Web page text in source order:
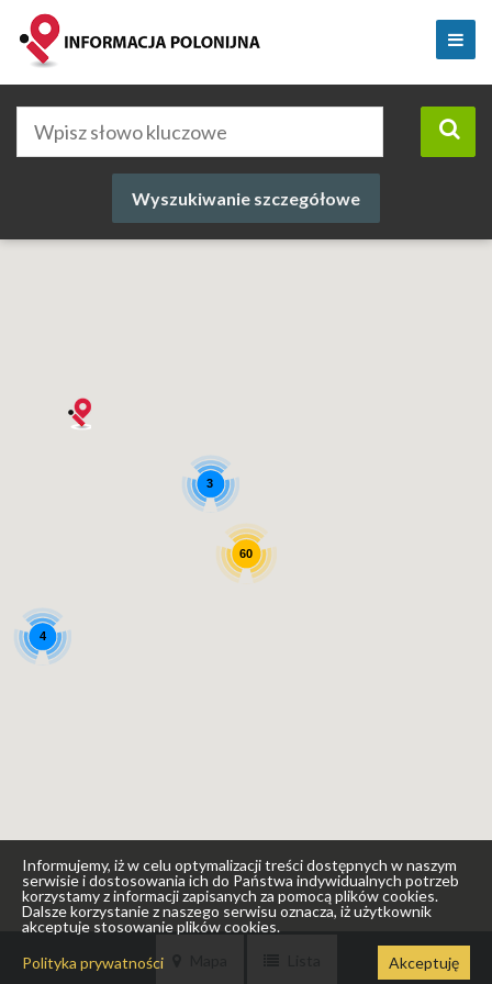
Wyszukiwanie szczegółowe
60
4
3
Informujemy, iż w celu optymalizacji treści dostępnych w naszym
serwisie i dostosowania ich do Państwa indywidualnych potrzeb
korzystamy z informacji zapisanych za pomocą plików cookies.
Dalsze korzystanie z naszego serwisu oznacza, iż użytkownik
akceptuje stosowanie plików cookies.
Polityka prywatności
Akceptuję